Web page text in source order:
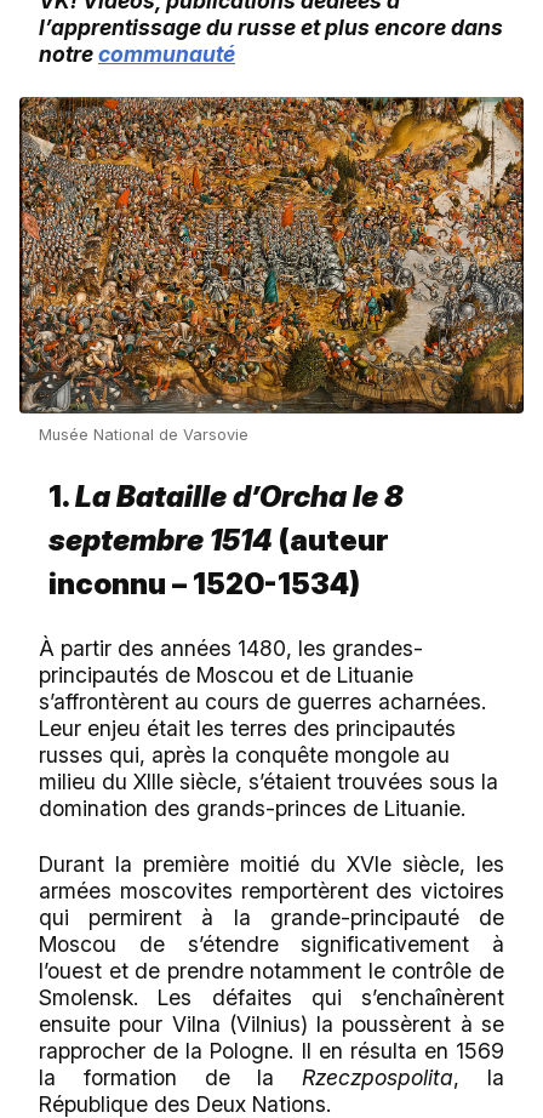
l’apprentissage du russe et plus encore dans
notrecommunauté
Musée National de Varsovie
1.La Bataille d’Orcha le 8
septembre 1514 (auteur
inconnu – 1520-1534)
À partir des années 1480, les grandes-
principautés de Moscou et de Lituanie
s’affrontèrent au cours de guerres acharnées.
Leur enjeu était les terres des principautés
russes qui, après la conquête mongole au
milieu du XIIIe siècle, s’étaient trouvées sous la
domination des grands-princes de Lituanie.
Durant la première moitié du XVIe siècle, les
armées moscovites remportèrent des victoires
qui permirent à la grande-principauté de
Moscou de s’étendre significativement à
l’ouest et de prendre notamment le contrôle de
Smolensk. Les défaites qui s’enchaînèrent
ensuite pour Vilna (Vilnius) la poussèrent à se
rapprocher de la Pologne. Il en résulta en 1569
la formation de la Rzeczpospolita, la
République des Deux Nations.